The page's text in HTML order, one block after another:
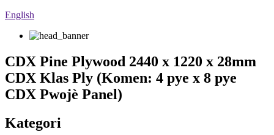
English
CDX Pine Plywood 2440 x 1220 x 28mm
CDX Klas Ply (Komen: 4 pye x 8 pye
CDX Pwojè Panel)
Kategori